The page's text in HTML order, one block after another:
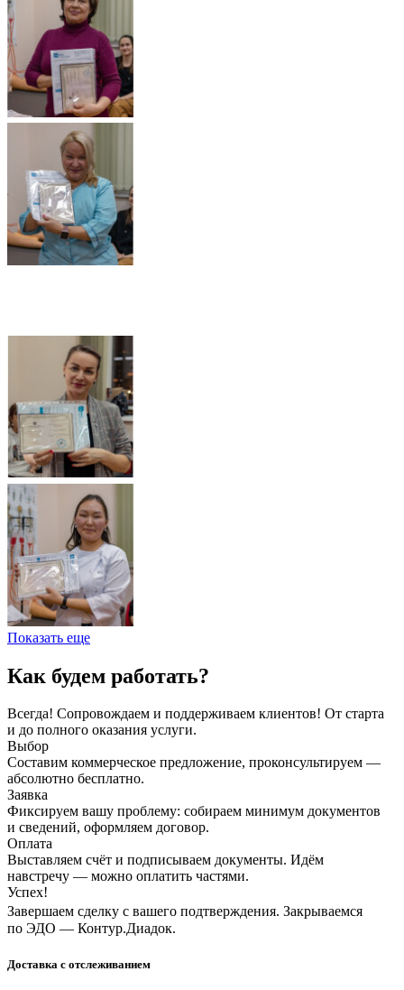
Показать еще
Как будем работать?
Всегда! Сопровождаем и поддерживаем клиентов! От старта
и до полного оказания услуги.
Выбор
Составим коммерческое предложение, проконсультируем —
абсолютно бесплатно.
Заявка
Фиксируем вашу проблему: собираем минимум документов
и сведений, оформляем договор.
Оплата
Выставляем счёт и подписываем документы. Идём
навстречу — можно оплатить частями.
Успех!
Завершаем сделку с вашего подтверждения. Закрываемся
по ЭДО — Контур.Диадок.
Доставка с отслеживанием